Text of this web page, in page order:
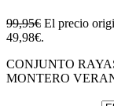
99,95€ El precio
49,98€.
CONJUNTO
MONTERO